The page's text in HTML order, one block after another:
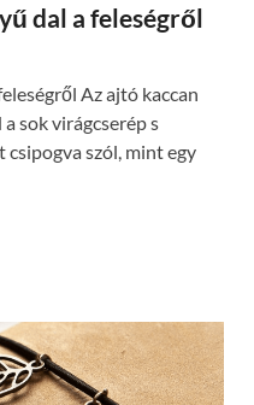
dal a feleségről
Az ajtó kaccan
sok virágcserép s
csipogva szól, mint egy